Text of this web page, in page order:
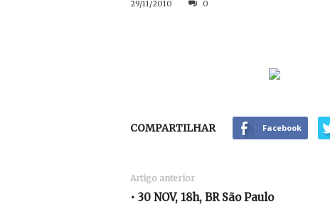
29/11/2010 0
COMPARTILHAR Facebook
Artigo anterior
• 30 NOV, 18h, BR São Paulo